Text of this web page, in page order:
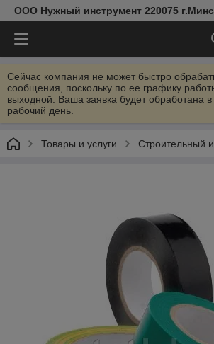
ООО Нужный инструмент 220075
Сейчас компания не может быстро
сообщения, поскольку по ее графику
выходной. Ваша заявка будет обработана
рабочий день.
Товары и услуги Строительный